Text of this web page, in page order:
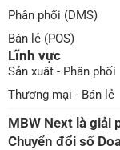
Phân phối (DMS)
Bán lẻ (POS)
Lĩnh vực
Sản xuât - Phân phối
Thương mại - Bán lẻ
MBW Next là giải
Chuyển đổi số